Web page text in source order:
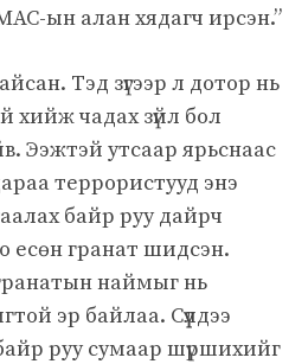
ын алан хядагч ирсэн.”
Тэд зүгээр л дотор нь
хийж чадах зүйл бол
Ээжтэй утсаар ярьснаас
террористууд энэ
байр руу дайрч
есөн гранат шидсэн.
наймыг нь
эр байлаа. Сүүлдээ
руу сумаар шүршихийг